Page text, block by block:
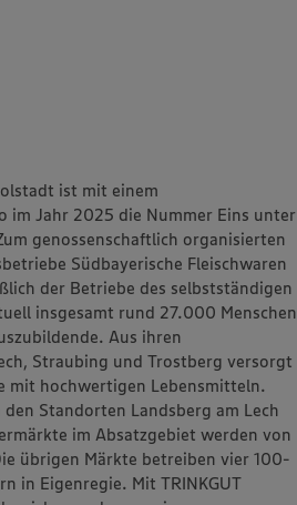
ist mit einem
im Jahr 2025 die Nummer Eins unter
genossenschaftlich organisierten
Südbayerische Fleischwaren
der Betriebe des selbstständigen
insgesamt rund 27.000 Menschen
Aus ihren
Straubing und Trostberg versorgt
mit hochwertigen Lebensmitteln.
Standorten Landsberg am Lech
im Absatzgebiet werden von
übrigen Märkte betreiben vier 100-
in Eigenregie. Mit TRINKGUT